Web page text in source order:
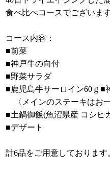
食べ比べコースでございます
コース内容：
■前菜
■神戸牛の向付
■野菜サラダ
■鹿児島牛サーロイン60ｇ■
〈メインのステーキはお
■土鍋御飯(魚沼県産 コシヒ
■デザート
計6品をご用意しております